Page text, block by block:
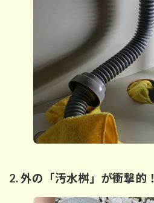
2. 外の「汚水桝」が衝撃的！